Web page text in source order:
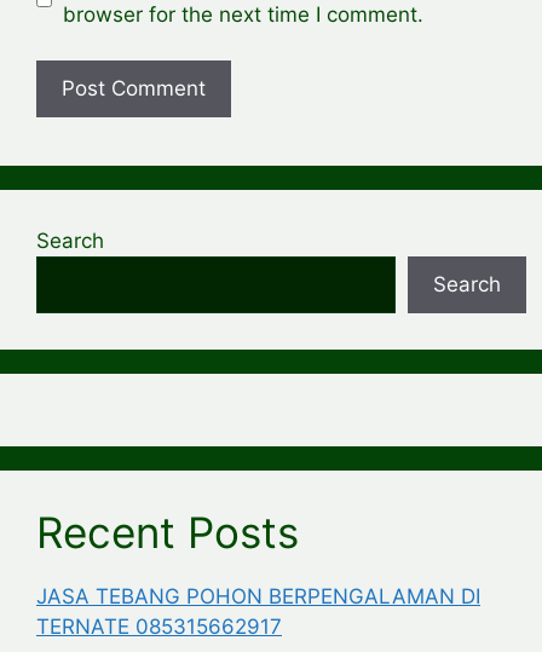
browser for the next time I comment.
Search
Search
Recent Posts
JASA TEBANG POHON BERPENGALAMAN DI
TERNATE 085315662917